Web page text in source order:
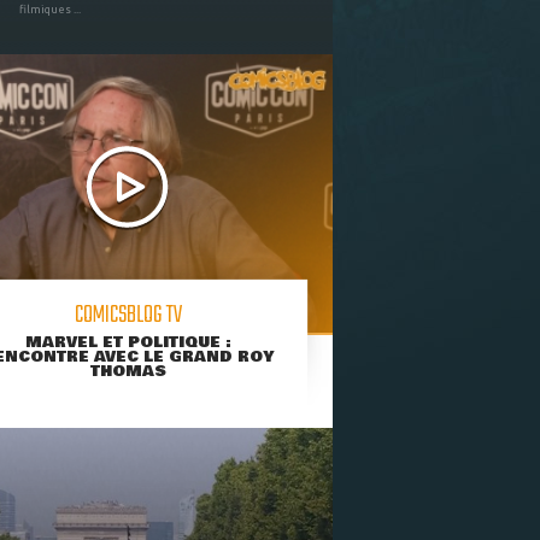
filmiques ...
COMICSBLOG TV
MARVEL ET POLITIQUE :
AVEC LE GRAND ROY
THOMAS